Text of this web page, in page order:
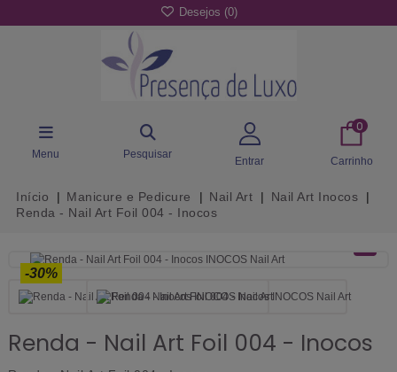
Desejos (0)
Menu Pesquisar
Entrar
0
Carrinho
Início Manicure e Pedicure Nail Art
Nail Art Inocos
Renda - Nail Art Foil 004 - Inocos
-30%
Renda - Nail Art Foil 004 - Inocos